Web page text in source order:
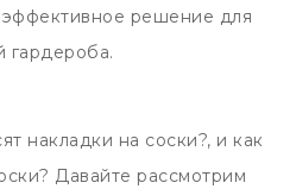
решение для
гардероба.
накладки на соски?, и как
Давайте рассмотрим